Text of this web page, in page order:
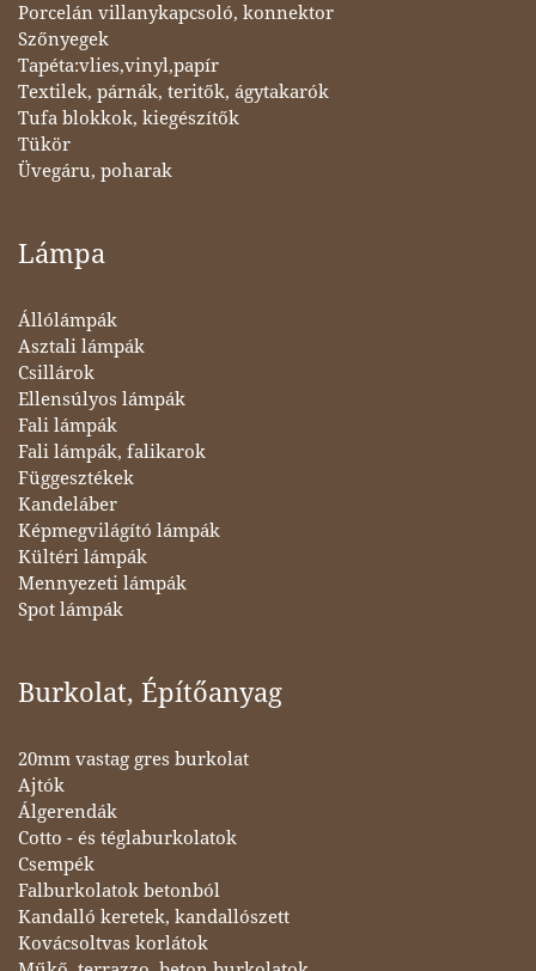
Porcelán villanykapcsoló, konnektor
Szőnyegek
Tapéta:vlies,vinyl,papír
Textilek, párnák, teritők, ágytakarók
Tufa blokkok, kiegészítők
Tükör
Üvegáru, poharak
Lámpa
Állólámpák
Asztali lámpák
Csillárok
Ellensúlyos lámpák
Fali lámpák
Fali lámpák, falikarok
Függesztékek
Kandeláber
Képmegvilágító lámpák
Kültéri lámpák
Mennyezeti lámpák
Spot lámpák
Burkolat, Építőanyag
20mm vastag gres burkolat
Ajtók
Álgerendák
Cotto - és téglaburkolatok
Csempék
Falburkolatok betonból
Kandalló keretek, kandallószett
Kovácsoltvas korlátok